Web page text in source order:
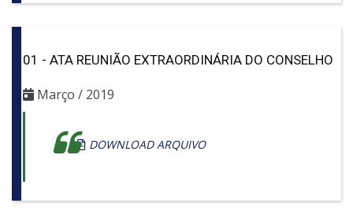
01 - ATA REUNIÃO EXTRAORDINÁRIA DO CONSELHO
Março / 2019
DOWNLOAD ARQUIVO